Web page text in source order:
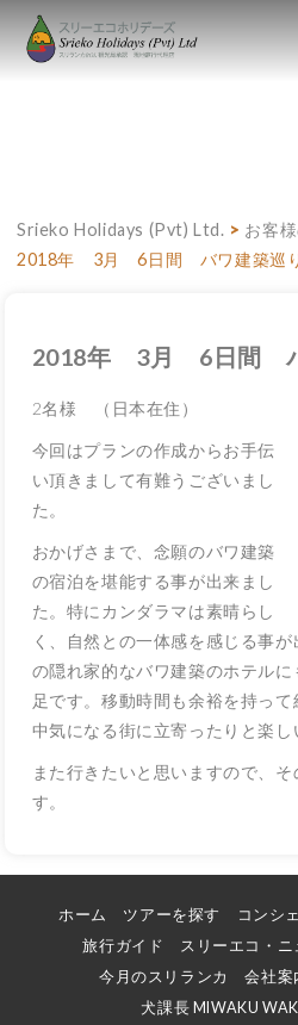
Srieko Holidays (Pvt) Ltd. > お客
2018年 3月 6日間 バワ建築巡
2018年 3月 6日間 バ
2名様 （日本在住）
今回はプランの作成からお手伝
い頂きまして有難うございまし
た。
おかげさまで、念願のバワ建築
の宿泊を堪能する事が出来まし
た。特にカンダラマは素晴らし
く、自然との一体感を感じる事
の隠れ家的なバワ建築のホテル
足です。移動時間も余裕を持っ
中気になる街に立寄ったりと楽し
また行きたいと思いますので、
す。
ホーム ツアーを探す コンシ
旅行ガイド
スリーエコ・ニ
今月のスリランカ
会社案
犬課長 MIWAKU